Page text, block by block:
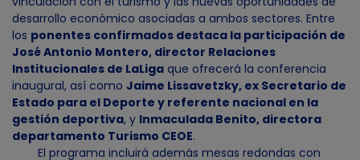
desarrollo económico asociadas a ambos sectores. Entre
los ponentes confirmados destaca la participación de
José Antonio Montero, director Relaciones
Institucionales de LaLiga que ofrecerá la conferencia
inaugural, así como Jaime Lissavetzky, ex Secretario de
Estado para el Deporte y referente nacional en la
gestión deportiva, y Inmaculada Benito, directora
departamento Turismo CEOE.
El programa incluirá además mesas redondas con